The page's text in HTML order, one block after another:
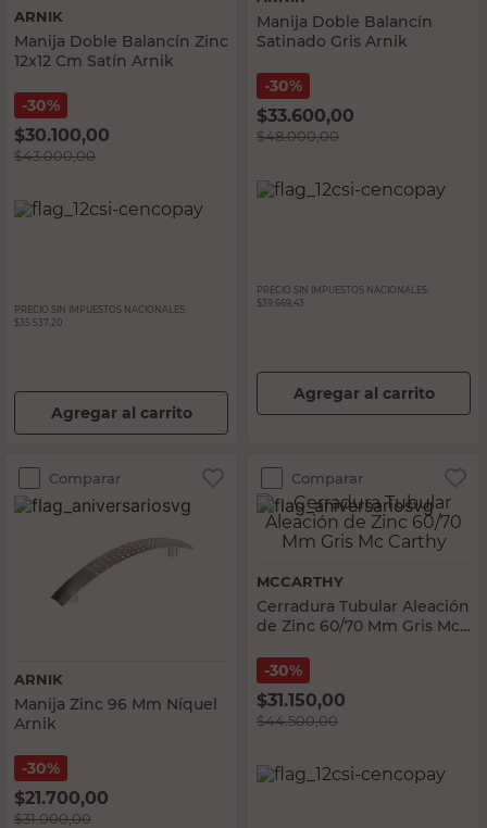
ARNIK
Manija Doble Balancín Zinc
12x12 Cm Satín Arnik
30%
$30.100,00
$43.000,00
PRECIO SIN IMPUESTOS NACIONALES:
$35.537,20
Agregar al carrito
Manija Doble Balancín
Satinado Gris Arnik
30%
$33.600,00
$48.000,00
PRECIO SIN IMPUESTOS NACIONALES:
$39.669,43
Agregar al carrito
Comparar
ARNIK
Manija Zinc 96 Mm Níquel
Arnik
30%
$21.700,00
$31.000,00
Comparar
MCCARTHY
Cerradura Tubular Aleación
de Zinc 60/70 Mm Gris Mc
30%
$31.150,00
$44.500,00